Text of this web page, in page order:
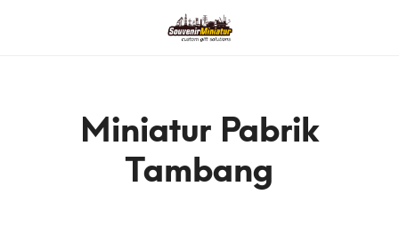
Miniatur Pabrik
Tambang